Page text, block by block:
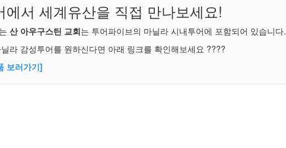
에서 세계유산을 직접 만나보세요!
산 아우구스틴 교회는 투어파이브의 마닐라 시내투어에 포함되어 있습니다.
라 감성투어를 원하신다면 아래 링크를 확인해보세요 ????
보러가기]